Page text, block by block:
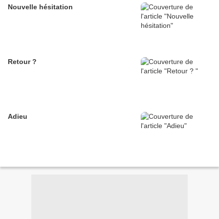
Nouvelle hésitation
Retour ?
Adieu